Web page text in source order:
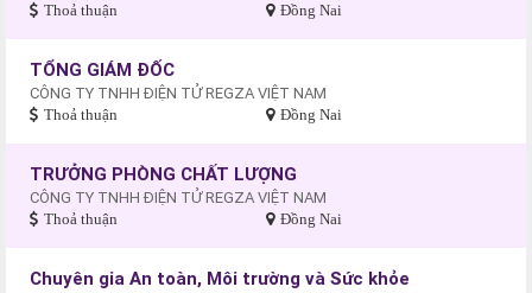
Thoả thuận Đồng Nai
TỔNG GIÁM ĐỐC
CÔNG TY TNHH ĐIỆN TỬ REGZA VIỆT NAM
Thoả thuận Đồng Nai
TRƯỞNG PHÒNG CHẤT LƯỢNG
CÔNG TY TNHH ĐIỆN TỬ REGZA VIỆT NAM
Thoả thuận Đồng Nai
Chuyên gia An toàn, Môi trường và Sức khỏe